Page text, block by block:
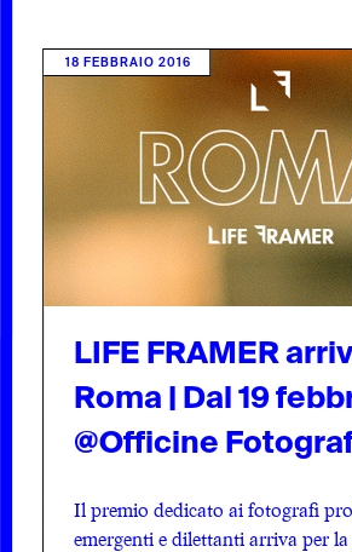
18 FEBBRAIO 2016
LIFE FRAMER
Roma | Dal 19
@Officine
Il premio dedicato ai fotografi
emergenti e dilettanti arriva per